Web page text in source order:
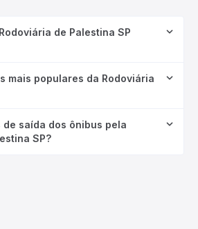
de Palestina SP
mais populares da Rodoviária
saída dos ônibus pela
SP?